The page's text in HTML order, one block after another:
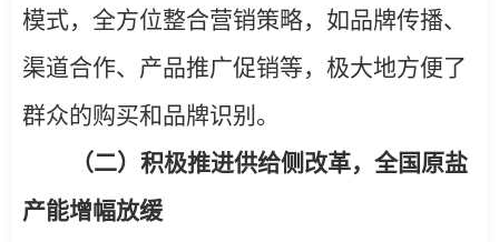
模式，全方位整合营销策略，如品牌传播、
渠道合作、产品推广促销等，极大地方便了
群众的购买和品牌识别。
（二）积极推进供给侧改革，全国原盐
产能增幅放缓